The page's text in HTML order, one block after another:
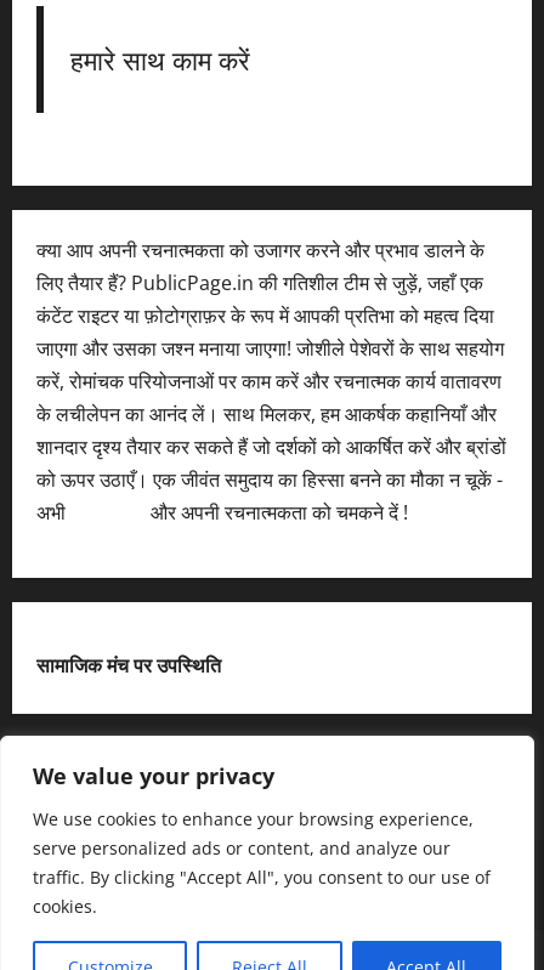
We value your privacy
We use cookies to enhance your browsing experience,
serve personalized ads or content, and analyze our
traffic. By clicking "Accept All", you consent to our use of
cookies.
हमारे साथ काम करें
क्या आप अपनी रचनात्मकता को उजागर करने और प्रभाव डालने के
लिए तैयार हैं? PublicPage.in की गतिशील टीम से जुड़ें, जहाँ एक
कंटेंट राइटर या फ़ोटोग्राफ़र के रूप में आपकी प्रतिभा को महत्व दिया
जाएगा और उसका जश्न मनाया जाएगा! जोशीले पेशेवरों के साथ सहयोग
करें, रोमांचक परियोजनाओं पर काम करें और रचनात्मक कार्य वातावरण
के लचीलेपन का आनंद लें। साथ मिलकर, हम आकर्षक कहानियाँ और
शानदार दृश्य तैयार कर सकते हैं जो दर्शकों को आकर्षित करें और ब्रांडों
को ऊपर उठाएँ। एक जीवंत समुदाय का हिस्सा बनने का मौका न चूकें -
अभी
और अपनी रचनात्मकता को चमकने दें !
सामाजिक मंच पर उपस्थिति
X
हमसे जुड़ें
आधिकारिक नीति पृष्ठ (Privacy Policy)
Copyright © All rights reserved. MoreNews द्धारा AF